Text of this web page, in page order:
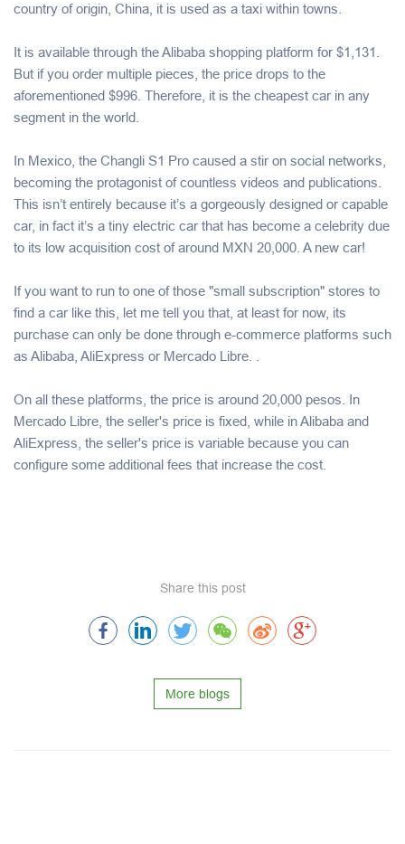
country of origin, China, it is used as a taxi within towns.
It is available through the Alibaba shopping platform for $1,131.
But if you order multiple pieces, the price drops to the
aforementioned $996. Therefore, it is the cheapest car in any
segment in the world.
In Mexico, the Changli S1 Pro caused a stir on social networks,
becoming the protagonist of countless videos and publications.
This isn’t entirely because it’s a gorgeously designed or capable
car, in fact it’s a tiny electric car that has become a celebrity due
to its low acquisition cost of around MXN 20,000. A new car!
If you want to run to one of those "small subscription" stores to
find a car like this, let me tell you that, at least for now, its
purchase can only be done through e-commerce platforms such
as Alibaba, AliExpress or Mercado Libre. .
On all these platforms, the price is around 20,000 pesos. In
Mercado Libre, the seller's price is fixed, while in Alibaba and
AliExpress, the seller's price is variable because you can
configure some additional fees that increase the cost.
Share this post
More blogs